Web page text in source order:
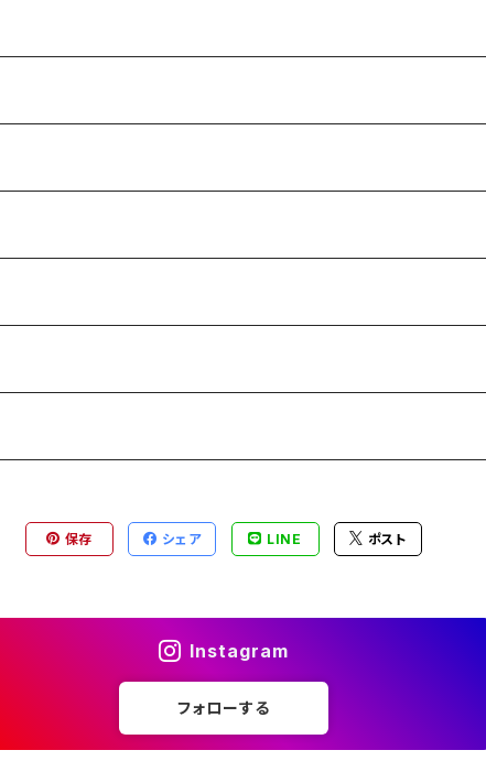
保存 シェア LINE ポスト
Instagram
フォローする